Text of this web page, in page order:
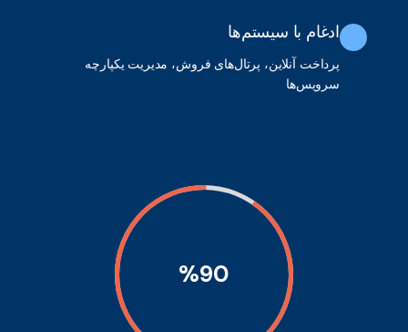
ادغام با سیستم‌ها
پرداخت آنلاین، پرتال‌های فروش، مدیریت یکپارچه
سرویس‌ها
90
%